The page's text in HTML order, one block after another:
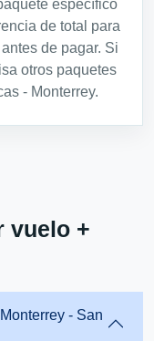
específico
de total para
de pagar. Si
otros paquetes
- Monterrey.
vuelo +
- San